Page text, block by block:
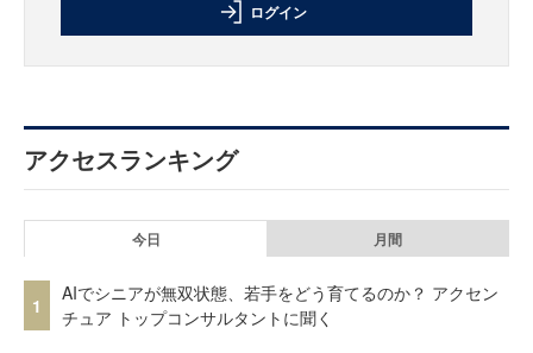
ログイン
アクセスランキング
今日 月間
1
AIでシニアが無双状態、若手をどう育てるのか？ アクセン
チュア トップコンサルタントに聞く